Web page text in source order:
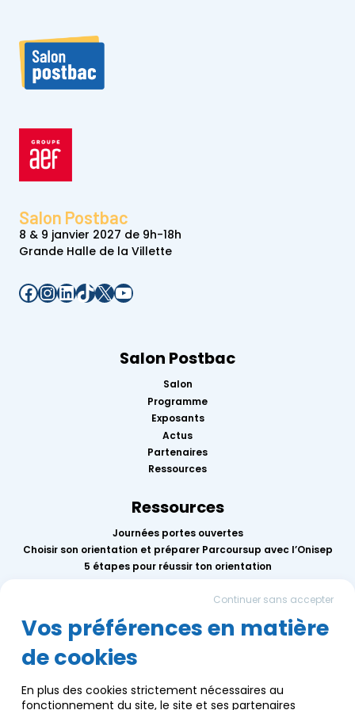
Salon Postbac
8 & 9 janvier 2027 de 9h-18h
Grande Halle de la Villette
Facebook
Instagram
LinkedIn
TikTok
X YouTube
Salon Postbac
Salon
Programme
Exposants
Actus
Partenaires
Ressources
Ressources
Journées portes ouvertes
Choisir son orientation et préparer Parcoursup avec l’Onisep
5 étapes pour réussir ton orientation
Mercredis de l’orientation
Calendrier des événements AEF info
Groupe AEF
Nous contacter
Continuer sans accepter
Vos préférences en matière
de cookies
En plus des cookies strictement nécessaires au
fonctionnement du site, le site et ses partenaires